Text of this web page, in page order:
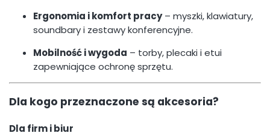
Ergonomia i komfort pracy– myszki, klawiatury,
soundbary i zestawy konferencyjne.
Mobilność i wygoda – torby, plecaki i etui
zapewniające ochronę sprzętu.
Dla kogo przeznaczone są akcesoria?
Dla firm i biur